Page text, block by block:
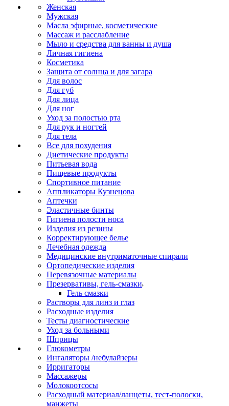
Женская
Мужская
Масла эфирные, косметические
Массаж и расслабление
Мыло и средства для ванны и душа
Личная гигиена
Косметика
Защита от солнца и для загара
Для волос
Для губ
Для лица
Для ног
Уход за полостью рта
Для рук и ногтей
Для тела
Все для похудения
Диетические продукты
Питьевая вода
Пищевые продукты
Спортивное питание
Аппликаторы Кузнецова
Аптечки
Эластичные бинты
Гигиена полости носа
Изделия из резины
Корректирующее белье
Лечебная одежда
Медицинские внутриматочные спирали
Ортопедические изделия
Перевязочные материалы
Презервативы, гель-смазки
Гель смазки
Растворы для линз и глаз
Расходные изделия
Тесты диагностические
Уход за больными
Шприцы
Глюкометры
Ингаляторы /небулайзеры
Ирригаторы
Массажеры
Молокоотсосы
Расходный материал/ланцеты, тест-полоски,
манжеты